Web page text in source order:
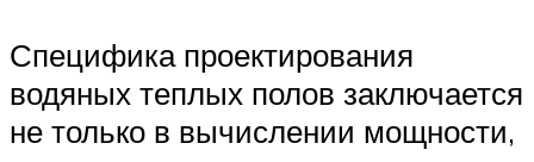
Специфика проектирования
водяных теплых полов заключается
не только в вычислении мощности,